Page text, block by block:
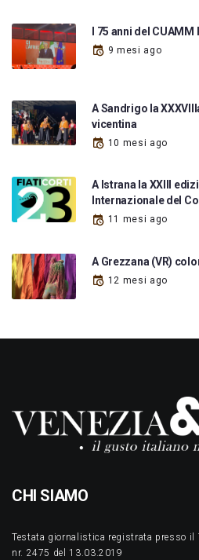
I 75 anni del CUAMM
9 mesi ago
A Sandrigo la
vicentina
10 mesi ago
A Istrana la XXIII
Internazionale del
11 mesi ago
A Grezzana (VR)
12 mesi ago
CHI SIAMO
Testata giornalistica registrata presso il
nr. 2475 del 13.03.2019